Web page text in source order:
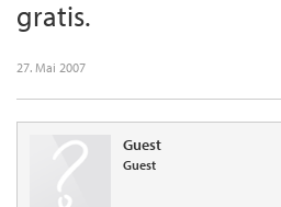
gratis.
27. Mai 2007
Guest
Guest